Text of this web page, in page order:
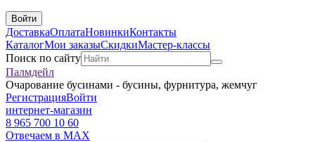
Войти
ДоставкаОплатаНовинкиКонтакты
КаталогМои заказыСкидкиМастер-классы
Поиск по сайту
Палмдейл
Очарование бусинами - бусины, фурнитура, жемчуг
РегистрацияВойти
интернет-магазин
8 965 700 10 60
Отвечаем в MAX